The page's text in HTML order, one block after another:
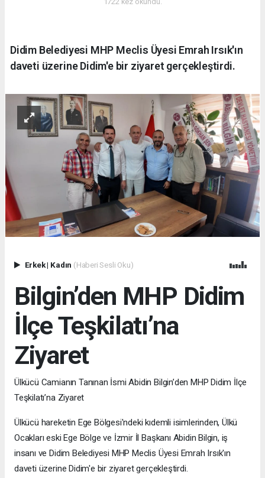
Didim Belediyesi MHP Meclis Üyesi Emrah Irsık'ın
daveti üzerine Didim'e bir ziyaret gerçekleştirdi.
Erkek| Kadın (Haberi Sesli Oku)
Bilgin’den MHP Didim
İlçe Teşkilatı’na
Ziyaret
Ülkücü Camianın Tanınan İsmi Abidin Bilgin’den MHP Didim İlçe
Teşkilatı’na Ziyaret
Ülkücü hareketin Ege Bölgesi'ndeki kıdemli isimlerinden, Ülkü
Ocakları eski Ege Bölge ve İzmir İl Başkanı Abidin Bilgin, iş
insanı ve Didim Belediyesi MHP Meclis Üyesi Emrah Irsık'ın
daveti üzerine Didim'e bir ziyaret gerçekleştirdi.